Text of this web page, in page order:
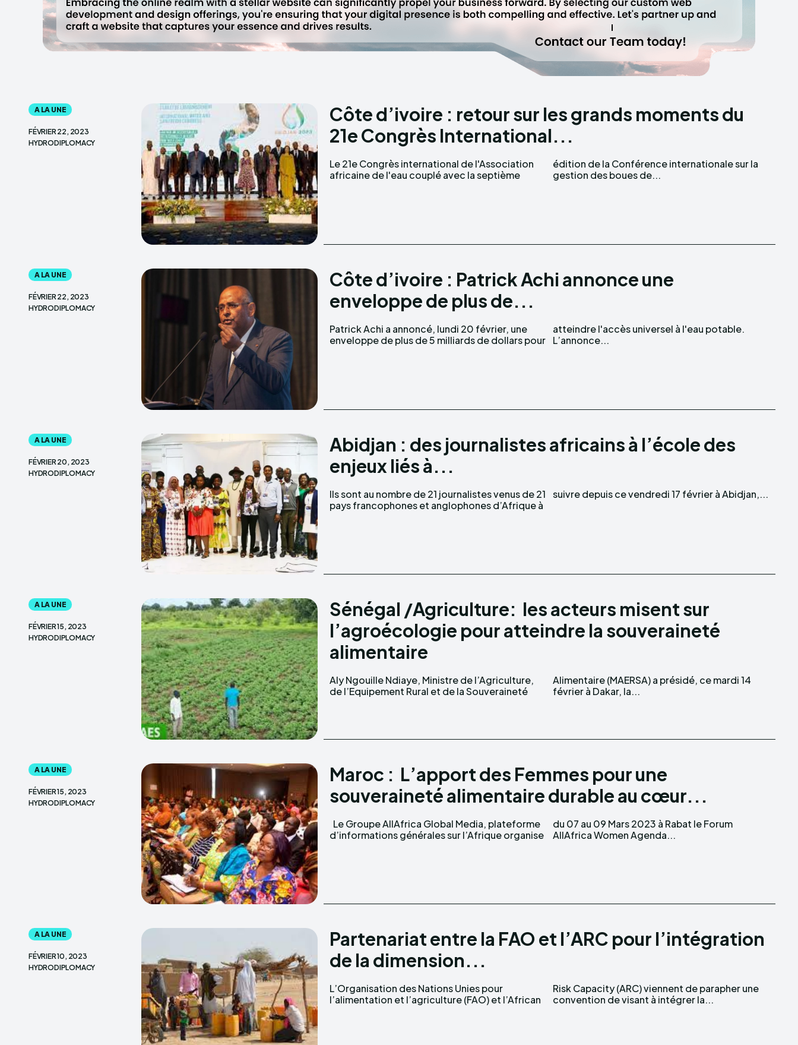
A LA UNE
FÉVRIER 22, 2023
HYDRODIPLOMACY
Côte d’ivoire : retour sur les grands moments du
21e Congrès International...
Le 21e Congrès international de l'Association
africaine de l'eau couplé avec la septième
édition de la Conférence internationale sur la
gestion des boues de...
A LA UNE
FÉVRIER 22, 2023
HYDRODIPLOMACY
Côte d’ivoire : Patrick Achi annonce une
enveloppe de plus de...
Patrick Achi a annoncé, lundi 20 février, une
enveloppe de plus de 5 milliards de dollars pour
atteindre l'accès universel à l'eau potable.
L’annonce...
A LA UNE
FÉVRIER 20, 2023
HYDRODIPLOMACY
Abidjan : des journalistes africains à l’école des
enjeux liés à...
Ils sont au nombre de 21 journalistes venus de 21
pays francophones et anglophones d’Afrique à
suivre depuis ce vendredi 17 février à Abidjan,...
A LA UNE
FÉVRIER 15, 2023
HYDRODIPLOMACY
Sénégal /Agriculture: les acteurs misent sur
l’agroécologie pour atteindre la souveraineté
alimentaire
Aly Ngouille Ndiaye, Ministre de l’Agriculture,
de l’Equipement Rural et de la Souveraineté
Alimentaire (MAERSA) a présidé, ce mardi 14
février à Dakar, la...
A LA UNE
FÉVRIER 15, 2023
HYDRODIPLOMACY
Maroc : L’apport des Femmes pour une
souveraineté alimentaire durable au cœur...
d’informations générales sur l’Afrique organise
AllAfrica Women Agenda...
A LA UNE
FÉVRIER 10, 2023
HYDRODIPLOMACY
Partenariat entre la FAO et l’ARC pour l’intégration
de la dimension...
L’Organisation des Nations Unies pour
l’alimentation et l’agriculture (FAO) et l’African
Risk Capacity (ARC) viennent de parapher une
convention de visant à intégrer la...